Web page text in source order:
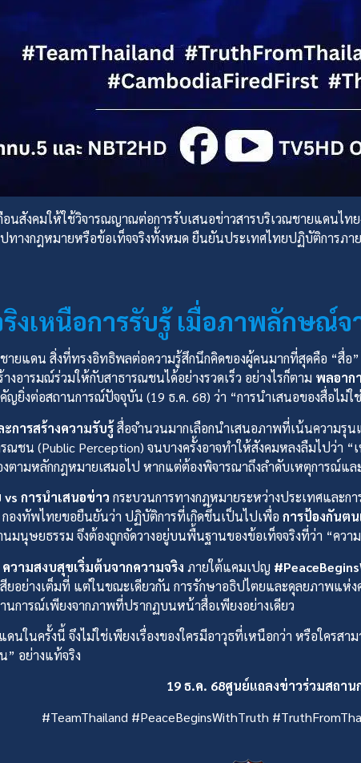
อนสังคมให้ใช้วิจารณญาณต่อการรับเสนอข่าวสารบริเวณชายแดน
ทางกฎหมายหรือข้อเท็จจริงทั้งหมด ยืนยันประเทศไทยปฏิบัติการภ
งเหนือการรับรู้ เมื่อภาพลักษณ์
ายแดน สิ่งที่ทรงอิทธิพลต่อความรู้สึกนึกคิดของผู้คนมากที่สุดคือ “สื่
งอารมณ์ร่วมให้กับสาธารณชนได้อย่างรวดเร็ว อย่างไรก็ตาม พลอาก
ญยิ่งต่อสถานการณ์ปัจจุบัน (19 ธ.ค. 68) ว่า “การนำเสนอของสื่อไม่
การสร้างความรับรู้สื่อจำนวนมากเลือกนำเสนอภาพที่เน้นความรุน
รณชน (Public Perception) จนบางครั้งอาจทำให้สังคมหลงลืมไปว่
ตามหลักกฎหมายเสมอไป หากแต่ต้องพิจารณาถึงลำดับเหตุการณ์แล
การนำเสนอข่าว กระบวนการทางกฎหมายระหว่างประเทศและก
องทัพไทยขอยืนยันว่า ปฏิบัติการที่เกิดขึ้นเป็นไปเพื่อ การป้องกันต
มนุษยธรรม จึงต้องถูกจัดวางอยู่บนพื้นฐานของข้อเท็จจริงที่ว่า “ควา
วามสงบสุขเริ่มต้นจากความจริง ภายใต้แคมเปญ
ยอย่างเต็มที่ แต่ในขณะเดียวกัน การรักษาอธิปไตยและดุลยภาพแห่
การณ์เพียงจากภาพที่ปรากฏบนหน้าสื่อเพียงอย่างเดียว
ในครั้งนี้ จึงไม่ใช่เพียงเรื่องของใครมีอาวุธที่เหนือกว่า หรือใครส
” อย่างแท้จริง
19 ธ.ค. 68ศูนย์แถลงข่าวร่วมสถ
#TeamThailand #PeaceBeginsWithTruth